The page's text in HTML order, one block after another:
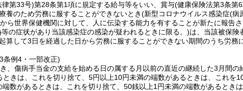
第33号)第28条第1項に規定する給与等をいい、賞与(健康保険法第3条第
養のため労務に服することができないとき(新型コロナウイルス感染症(病
ら世界保健機関に対して、人に伝染する能力を有することが新たに報告
の症状があり当該感染症の感染が疑われるときに限る。)は、当該被保険
算して3日を経過した日から労務に服することができない期間のうち労
条例4・一部改正)
、傷病手当金の支給を始める日の属する月以前の直近の継続した3月間
きは、これを切り捨て、5円以上10円未満の端数があるときは、これを
数があるときは、これを切り捨て、50銭以上1円未満の端数があるとき